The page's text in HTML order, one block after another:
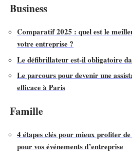
Business
Comparatif 2025 : quel est le
votre entreprise ?
Le défibrillateur est-il obligatoire
Le parcours pour devenir une
efficace à Paris
Famille
4 étapes clés pour mieux profiter
pour vos événements d’entreprise